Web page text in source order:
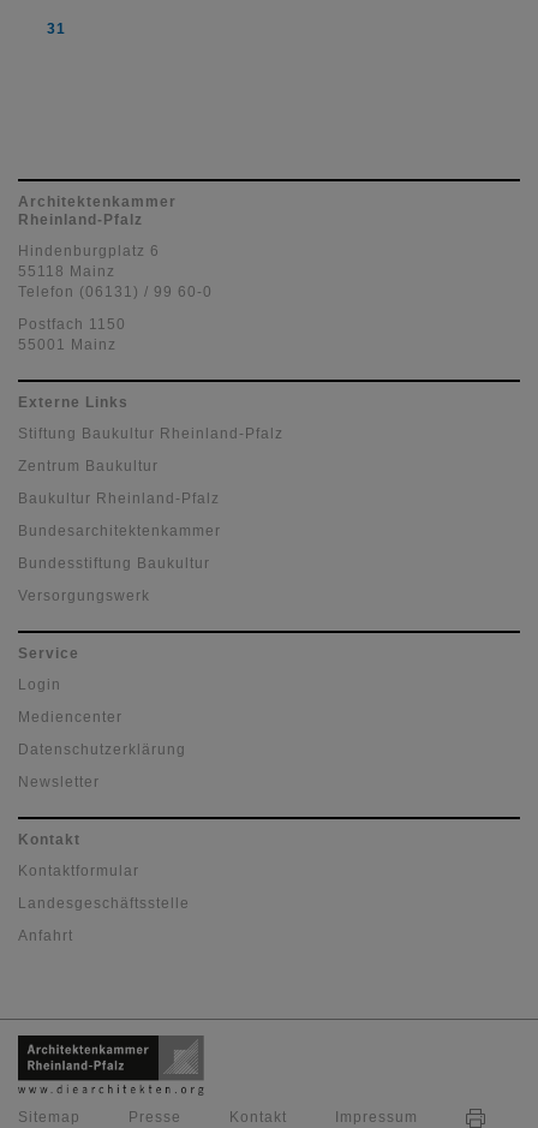
31
Architektenkammer
Rheinland-Pfalz
Hindenburgplatz 6
55118 Mainz
Telefon (06131) / 99 60-0
Postfach 1150
55001 Mainz
Externe Links
Stiftung Baukultur Rheinland-Pfalz
Zentrum Baukultur
Baukultur Rheinland-Pfalz
Bundesarchitektenkammer
Bundesstiftung Baukultur
Versorgungswerk
Service
Login
Mediencenter
Datenschutzerklärung
Newsletter
Kontakt
Kontaktformular
Landesgeschäftsstelle
Anfahrt
Sitemap Presse Kontakt Impressum